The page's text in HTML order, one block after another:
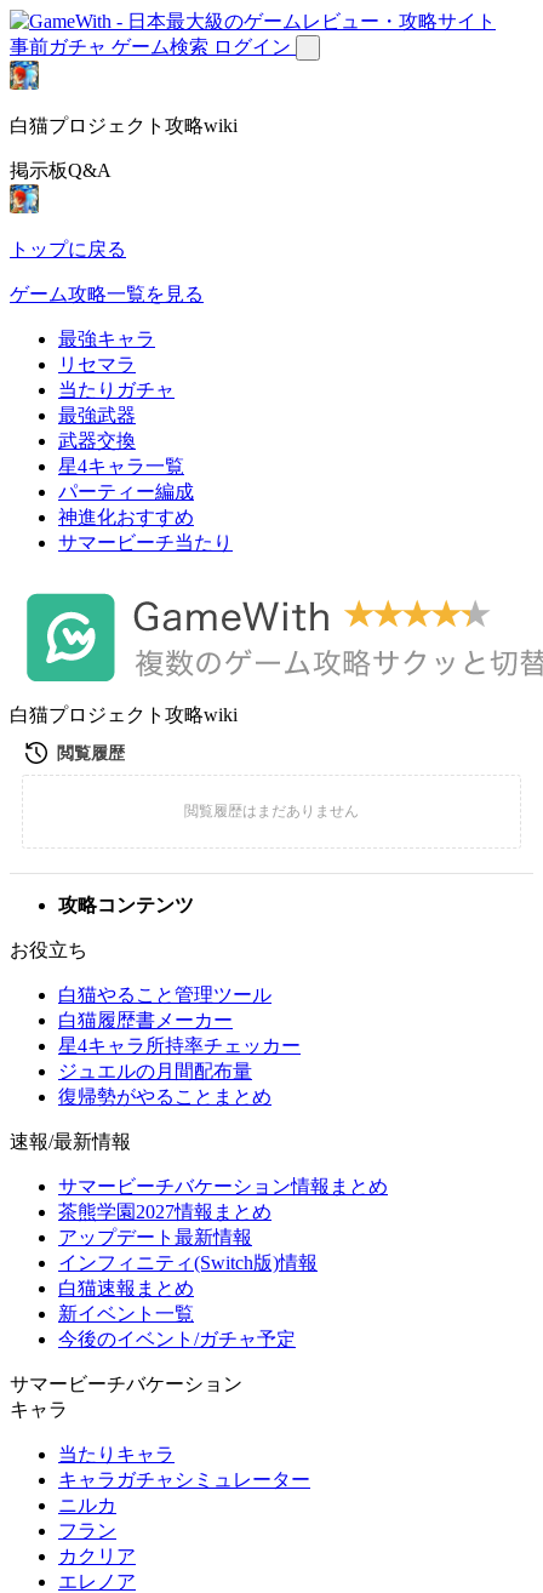
事前ガチャ ゲーム検索 ログイン
白猫プロジェクト攻略wiki
掲示板Q&A
トップに戻る
ゲーム攻略一覧を見る
最強キャラ
リセマラ
当たりガチャ
最強武器
武器交換
星4キャラ一覧
パーティー編成
神進化おすすめ
サマービーチ当たり
白猫プロジェクト攻略wiki
攻略コンテンツ
お役立ち
白猫やること管理ツール
白猫履歴書メーカー
星4キャラ所持率チェッカー
ジュエルの月間配布量
復帰勢がやることまとめ
速報/最新情報
サマービーチバケーション情報まとめ
茶熊学園2027情報まとめ
アップデート最新情報
インフィニティ(Switch版)情報
白猫速報まとめ
新イベント一覧
今後のイベント/ガチャ予定
サマービーチバケーション
キャラ
当たりキャラ
キャラガチャシミュレーター
ニルカ
フラン
カクリア
エレノア